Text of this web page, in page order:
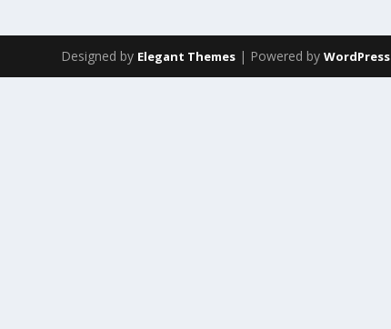
Designed by Elegant Themes | Powered byWordPress